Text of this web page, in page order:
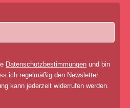
Datenschutzbestimmungen und bin
ich regelmäßig den Newsletter
kann jederzeit widerrufen werden.